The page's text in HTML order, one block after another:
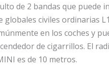
de 2 bandas que puede
civiles ordinarias
en los coches y
de cigarrillos. El
es de 10 metros.